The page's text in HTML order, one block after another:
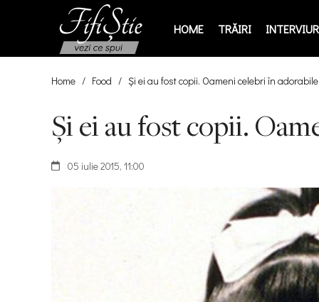
HOME TRĂIRI
Home / Food / Şi ei au fost copii. Oameni celebri în
Şi ei au fost copii.
05 iulie 2015, 11:00